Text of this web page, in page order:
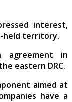
interest,
held territory.
agreement in
eastern DRC.
aimed at
have a